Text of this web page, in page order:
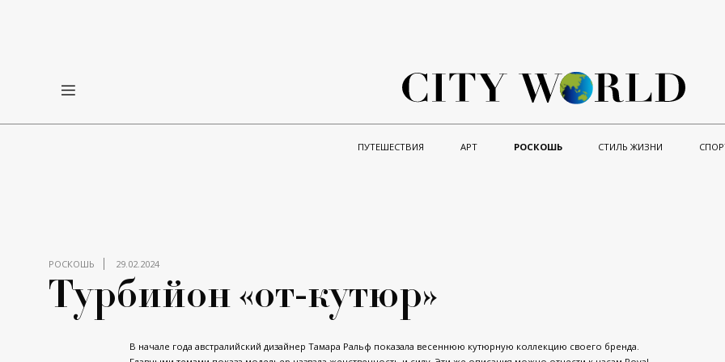
ПУТЕШЕСТВИЯ АРТ РОСКОШЬ СТИЛЬ ЖИЗНИ
РОСКОШЬ 29.02.2024
Турбийон «от-кутюр»
В начале года австралийский дизайнер Тамара Ральф показала весеннюю кутюрную коллекцию своего бренда.